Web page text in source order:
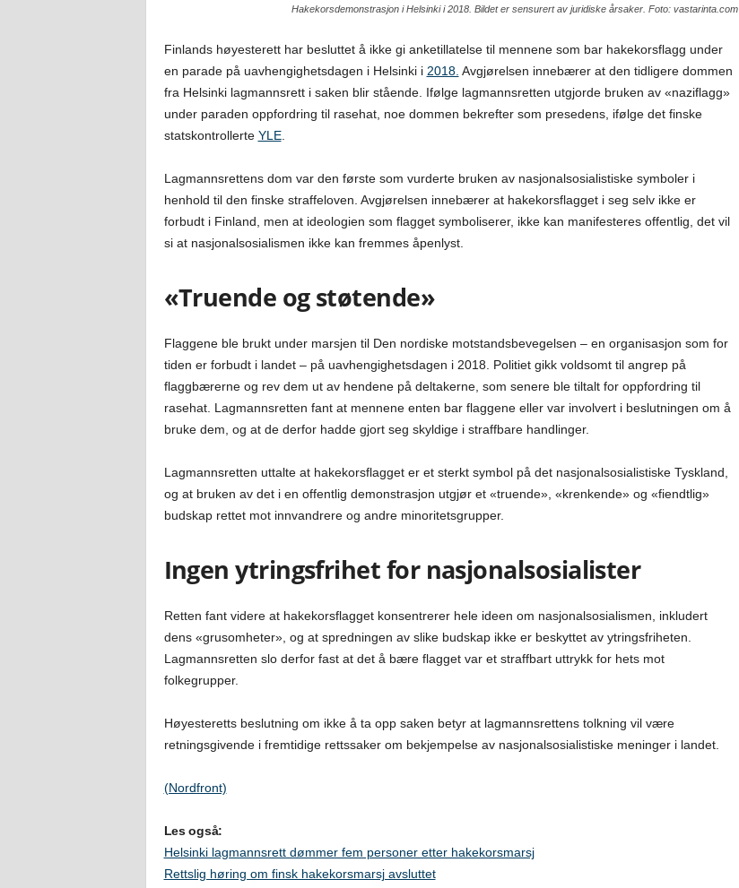
Hakekorsdemonstrasjon i Helsinki i 2018. Bildet er sensurert av juridiske årsaker. Foto: vastarinta.com
Finlands høyesterett har besluttet å ikke gi anketillatelse til mennene som bar hakekorsflagg under
en parade på uavhengighetsdagen i Helsinki i 2018. Avgjørelsen innebærer at den tidligere dommen
fra Helsinki lagmannsrett i saken blir stående. Ifølge lagmannsretten utgjorde bruken av «naziflagg»
under paraden oppfordring til rasehat, noe dommen bekrefter som presedens, ifølge det finske
statskontrollerte YLE.
Lagmannsrettens dom var den første som vurderte bruken av nasjonalsosialistiske symboler i
henhold til den finske straffeloven. Avgjørelsen innebærer at hakekorsflagget i seg selv ikke er
forbudt i Finland, men at ideologien som flagget symboliserer, ikke kan manifesteres offentlig, det vil
si at nasjonalsosialismen ikke kan fremmes åpenlyst.
«Truende og støtende»
Flaggene ble brukt under marsjen til Den nordiske motstandsbevegelsen – en organisasjon som for
tiden er forbudt i landet – på uavhengighetsdagen i 2018. Politiet gikk voldsomt til angrep på
flaggbærerne og rev dem ut av hendene på deltakerne, som senere ble tiltalt for oppfordring til
rasehat. Lagmannsretten fant at mennene enten bar flaggene eller var involvert i beslutningen om å
bruke dem, og at de derfor hadde gjort seg skyldige i straffbare handlinger.
Lagmannsretten uttalte at hakekorsflagget er et sterkt symbol på det nasjonalsosialistiske Tyskland,
og at bruken av det i en offentlig demonstrasjon utgjør et «truende», «krenkende» og «fiendtlig»
budskap rettet mot innvandrere og andre minoritetsgrupper.
Ingen ytringsfrihet for nasjonalsosialister
Retten fant videre at hakekorsflagget konsentrerer hele ideen om nasjonalsosialismen, inkludert
dens «grusomheter», og at spredningen av slike budskap ikke er beskyttet av ytringsfriheten.
Lagmannsretten slo derfor fast at det å bære flagget var et straffbart uttrykk for hets mot
folkegrupper.
Høyesteretts beslutning om ikke å ta opp saken betyr at lagmannsrettens tolkning vil være
retningsgivende i fremtidige rettssaker om bekjempelse av nasjonalsosialistiske meninger i landet.
(Nordfront)
Les også:
Helsinki lagmannsrett dømmer fem personer etter hakekorsmarsj
Rettslig høring om finsk hakekorsmarsj avsluttet